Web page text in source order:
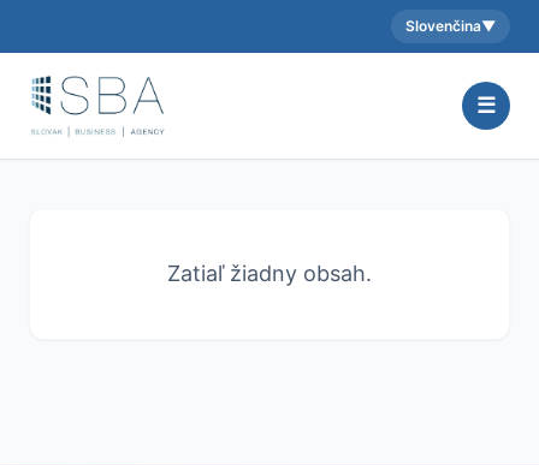
Aktuálny jazyk:
Slovenčina▼
☰
Zatiaľ žiadny obsah.